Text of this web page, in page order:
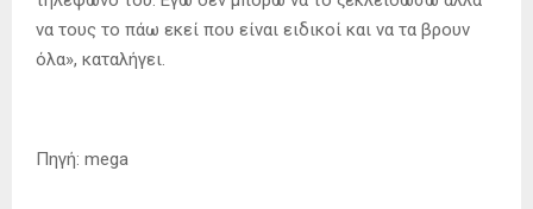
να τους το πάω εκεί που είναι ειδικοί και να τα βρουν
όλα», καταλήγει.
Πηγή: mega